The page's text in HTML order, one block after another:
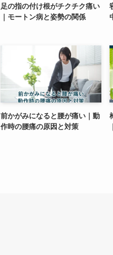
足の指の付け根がチクチク痛い
｜モートン病と姿勢の関係
前かがみになると腰が痛い｜動
作時の腰痛の原因と対策